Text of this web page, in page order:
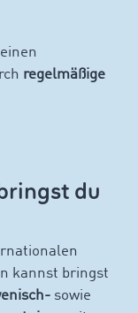
regelmäßige
du
kannst bringst
sowie